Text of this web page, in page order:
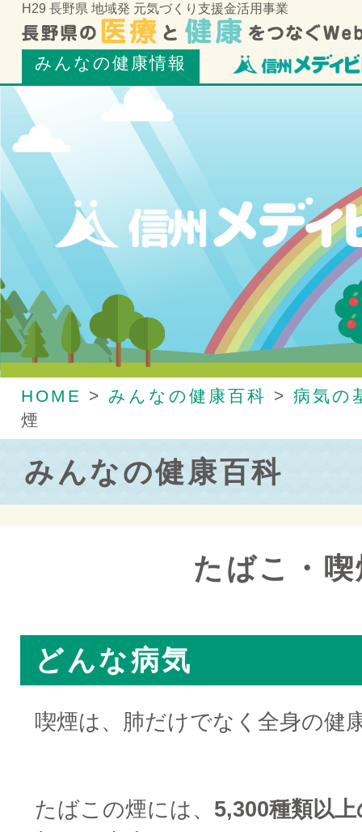
H29 長野県 地域発 元気づくり支援金活用事業
みんなの健康情報
HOME > みんなの健康百科 > 病気の
煙
みんなの健康百科
たばこ・
どんな病気
喫煙は、肺だけでなく全身の健
たばこの煙には、 5,300種類以